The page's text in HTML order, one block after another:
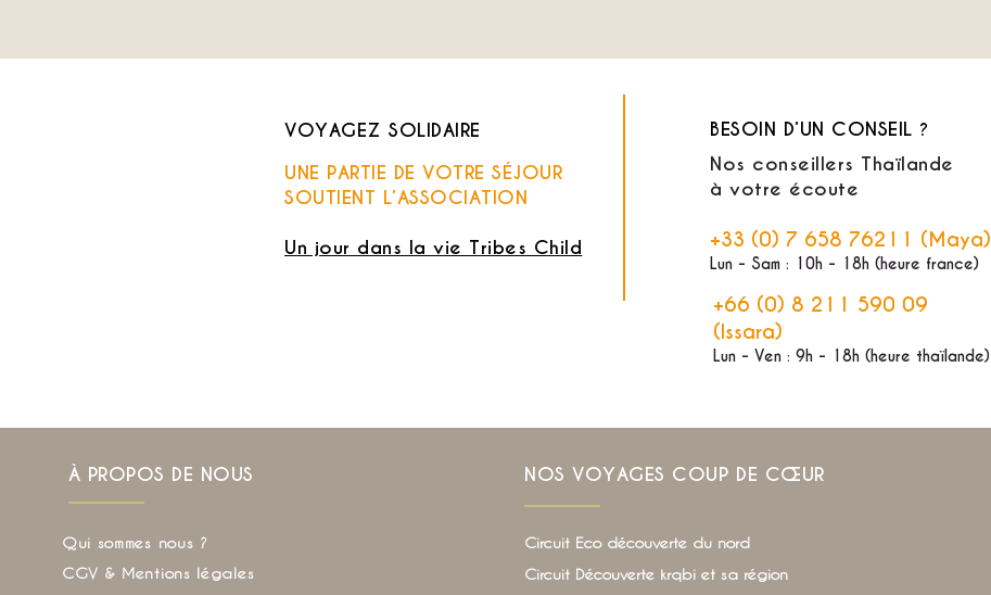
VOYAGEZ SOLIDAIRE
UNE PARTIE DE VOTRE SÉJOUR
SOUTIENT L’ASSOCIATION
Un jour dans la vie Tribes Child
BESOIN D’UN CONSEIL ?
Nos conseillers Thaïlande
à votre écoute
+33 (0) 7 658 76211 (Maya)
Lun - Sam : 10h - 18h (heure france)
+66 (0) 8 211 590 09
(Issara)
Lun - Ven : 9h - 18h (heure thaïlande)
À PROPOS DE NOUS
Qui sommes nous ?
CGV & Mentions légales
NOS VOYAGES COUP DE CŒUR
Circuit Eco découverte du nord
Circuit Découverte krqbi et sa région